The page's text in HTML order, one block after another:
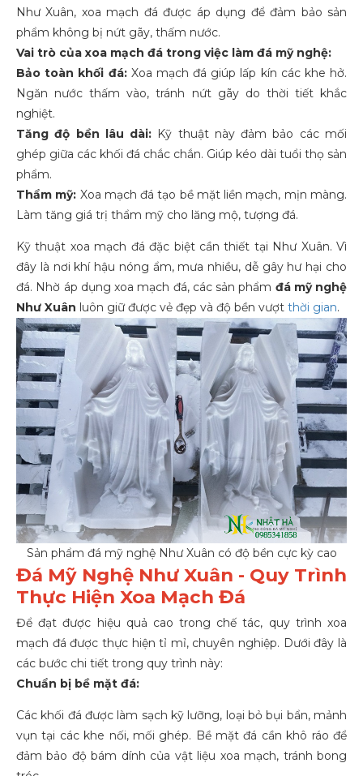
Như Xuân, xoa mạch đá được áp dụng để đảm bảo sản
phẩm không bị nứt gãy, thấm nước.
Vai trò của xoa mạch đá trong việc làm đá mỹ nghệ:
Bảo toàn khối đá:Xoa mạch đá giúp lấp kín các khe hở.
Ngăn nước thấm vào, tránh nứt gãy do thời tiết khắc
nghiệt.
Tăng độ bền lâu dài: Kỹ thuật này đảm bảo các mối
ghép giữa các khối đá chắc chắn. Giúp kéo dài tuổi thọ sản
phẩm.
Thẩm mỹ: Xoa mạch đá tạo bề mặt liền mạch, mịn màng.
Làm tăng giá trị thẩm mỹ cho lăng mộ, tượng đá.
Kỹ thuật xoa mạch đá đặc biệt cần thiết tại Như Xuân. Vì
đây là nơi khí hậu nóng ẩm, mưa nhiều, dễ gây hư hại cho
đá. Nhờ áp dụng xoa mạch đá, các sản phẩm đá mỹ nghệ
Như Xuân luôn giữ được vẻ đẹp và độ bền vượt thời gian.
Sản phẩm đá mỹ nghệ Như Xuân có độ bền cực kỳ cao
Đá Mỹ Nghệ Như Xuân - Quy Trình
Thực Hiện Xoa Mạch Đá
Để đạt được hiệu quả cao trong chế tác, quy trình xoa
mạch đá được thực hiện tỉ mỉ, chuyên nghiệp. Dưới đây là
các bước chi tiết trong quy trình này:
Chuẩn bị bề mặt đá:
Các khối đá được làm sạch kỹ lưỡng, loại bỏ bụi bẩn, mảnh
vụn tại các khe nối, mối ghép. Bề mặt đá cần khô ráo để
đảm bảo độ bám dính của vật liệu xoa mạch, tránh bong